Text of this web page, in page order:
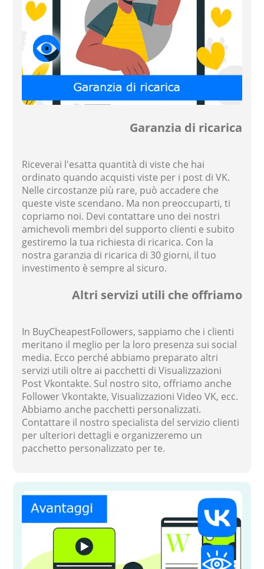
Garanzia di ricarica
Riceverai l'esatta quantità di viste che hai
ordinato quando acquisti viste per i post di VK.
Nelle circostanze più rare, può accadere che
queste viste scendano. Ma non preoccuparti, ti
copriamo noi. Devi contattare uno dei nostri
amichevoli membri del supporto clienti e subito
gestiremo la tua richiesta di ricarica. Con la
nostra garanzia di ricarica di 30 giorni, il tuo
investimento è sempre al sicuro.
Altri servizi utili che offriamo
In BuyCheapestFollowers, sappiamo che i clienti
meritano il meglio per la loro presenza sui social
media. Ecco perché abbiamo preparato altri
servizi utili oltre ai pacchetti di Visualizzazioni
Post Vkontakte. Sul nostro sito, offriamo anche
Follower Vkontakte, Visualizzazioni Video VK, ecc.
Abbiamo anche pacchetti personalizzati.
Contattare il nostro specialista del servizio clienti
per ulteriori dettagli e organizzeremo un
pacchetto personalizzato per te.